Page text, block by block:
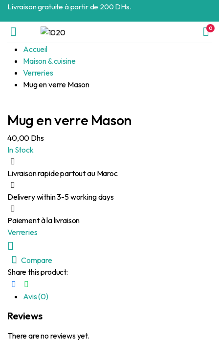
Livraison gratuite à partir de 200 DHs.
0
Accueil
Maison & cuisine
Verreries
Mug en verre Mason
Mug en verre Mason
40,00 Dhs
In Stock
Livraison rapide partout au Maroc
Delivery within 3-5 working days
Paiement à la livraison
Verreries
Compare
Share this product:
Avis (0)
Reviews
There are no reviews yet.